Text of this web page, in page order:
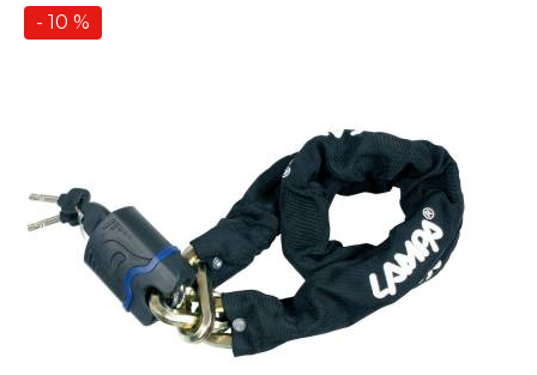
- 10 %